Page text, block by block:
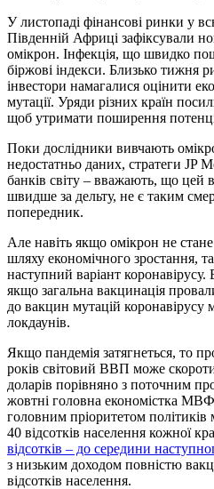
У листопаді фінансові ринки у
Південній Африці зафіксували
омікрон. Інфекція, що швидко
біржові індекси. Близько тижня
інвестори намагалися оцінити
мутації. Уряди різних країн
щоб утримати поширення
Поки дослідники вивчають
недостатньо даних, стратеги JP
банків світу – вважають, що цей
швидше за дельту, не є таким
попередник.
Але навіть якщо омікрон не
шляху економічного зростання,
наступний варіант
якщо загальна вакцинація
до вакцин мутацій
локдаунів.
Якщо пандемія затягнеться, то
років світовий ВВП може
доларів порівняно з поточним
жовтні головна економістка МВФ
головним пріоритетом політиків
40 відсотків населення кожної
відсотків – до середини
з низьким доходом повністю
відсотків населення.